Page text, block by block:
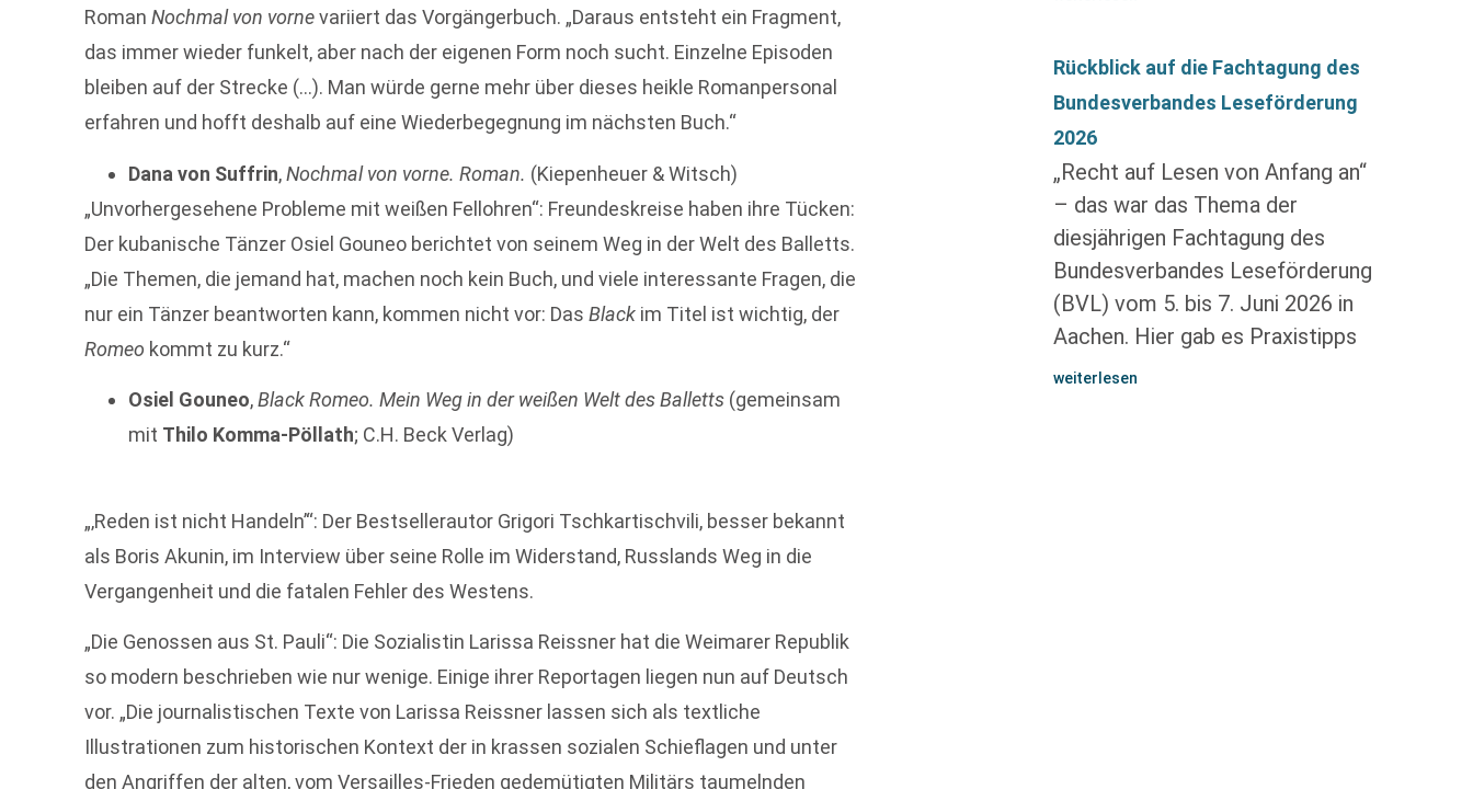
RomanNochmal von vornevariiert das Vorgängerbuch. „Daraus entsteht ein Fragment,
das immer wieder funkelt, aber nach der eigenen Form noch sucht. Einzelne Episoden
bleiben auf der Strecke (…). Man würde ­gerne mehr über dieses heikle Romanpersonal
erfahren und hofft deshalb auf eine Wiederbegegnung im nächsten Buch.“
Dana von Suffrin,Nochmal von vorne. Roman. (Kiepenheuer & Witsch)
„Unvorhergesehene Probleme mit weißen Fellohren“: Freundeskreise haben ihre Tücken:
Der kubanische Tänzer Osiel Gouneo berichtet von seinem Weg in der Welt des Balletts.
„Die Themen, die jemand hat, machen noch kein Buch, und viele interessante Fragen, die
nur ein Tänzer beantworten kann, kommen nicht vor: DasBlack im Titel ist wichtig, der
Romeo kommt zu kurz.“
Osiel Gouneo,Black Romeo. Mein Weg in der weißen Welt des Balletts (gemeinsam
mit Thilo Komma-Pöllath; C.H. Beck Verlag)
„‚Reden ist nicht Handeln’“: Der Bestsellerautor Grigori Tschkartischvili, besser bekannt
als Boris Akunin, im Interview über seine Rolle im Widerstand, Russlands Weg in die
Vergangenheit und die fatalen Fehler des Westens.
„Die Genossen aus St. Pauli“: Die Sozialistin Larissa Reissner hat die Weimarer Republik
so modern beschrieben wie nur wenige. Einige ihrer Reportagen liegen nun auf Deutsch
vor. „Die journalistischen Texte von Larissa Reissner lassen sich als textliche
Illustrationen zum historischen Kontext der in krassen sozialen Schieflagen und unter
den Angriffen der alten, vom Versailles-Frieden gedemütigten Militärs taumelnden
Rückblick auf die Fachtagung des
Bundesverbandes Leseförderung
2026
„Recht auf Lesen von Anfang an“
– das war das Thema der
diesjährigen Fachtagung des
Bundesverbandes Leseförderung
(BVL) vom 5. bis 7. Juni 2026 in
Aachen. Hier gab es Praxistipps
weiterlesen